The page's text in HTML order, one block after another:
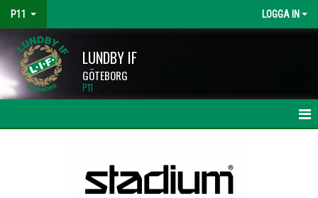
P11 LOGGA IN
LUNDBY IF
GÖTEBORG
P11